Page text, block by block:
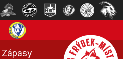
Zápasy